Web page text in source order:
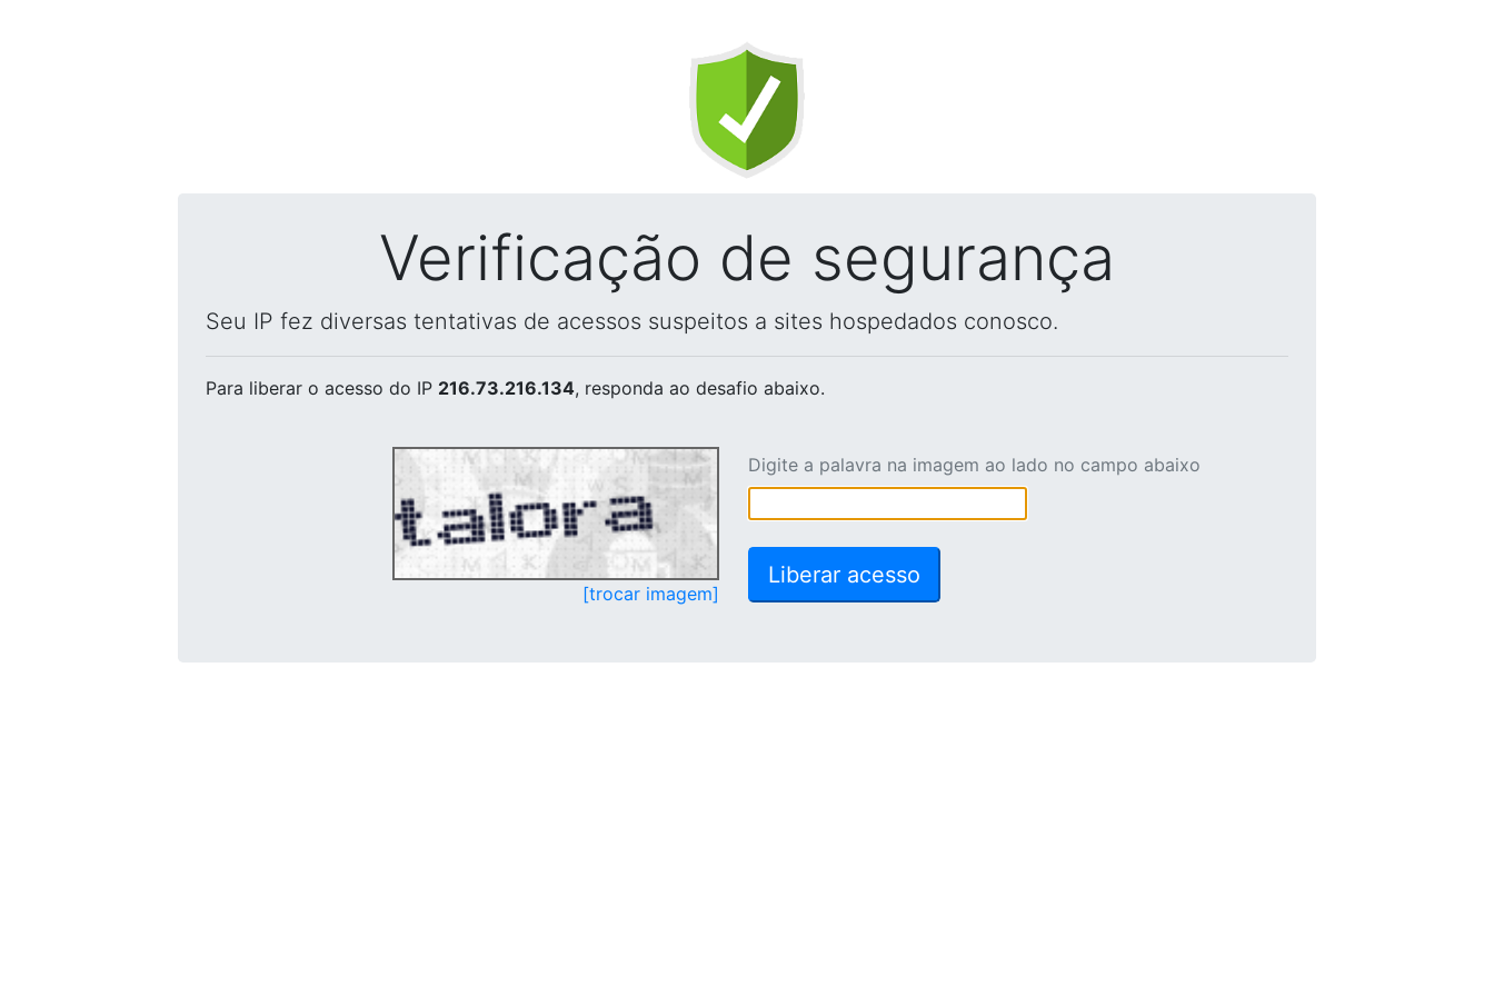
Verificação de segurança
Seu IP fez diversas tentativas de acessos suspeitos a sites hospedados conosco.
Para liberar o acesso do IP 216.73.216.134, responda ao desafio abaixo.
[trocar imagem]
Digite a palavra na imagem ao lado no campo abaixo